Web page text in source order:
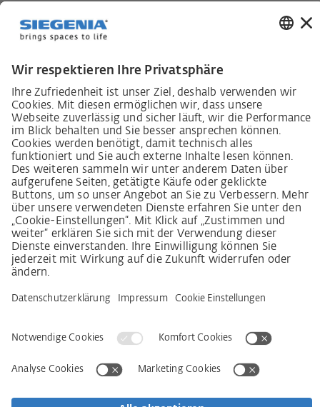
Lieferkettensorgfaltspflichtengesetz
LkSG-Merkblatt für Lieferanten
Grundsatzerklärung Menschenrechtsstrategie
Beschwerdeverfahren
Impressum AGB
Datenschutz
Erklärung zur Barrierefreiheit